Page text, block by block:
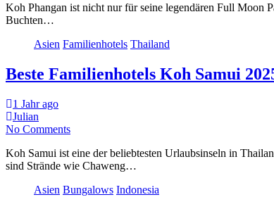
Koh Phangan ist nicht nur für seine legendären Full Moon
Buchten…
Asien Familienhotels Thailand
Beste Familienhotels Koh Samui
1 Jahr ago
Julian
No Comments
Koh Samui ist eine der beliebtesten Urlaubsinseln in
sind Strände wie Chaweng…
Asien Bungalows Indonesia